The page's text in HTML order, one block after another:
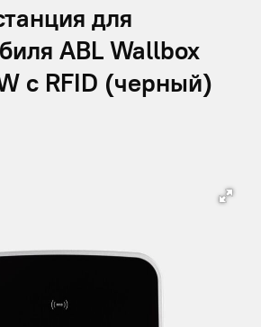
для
ABL Wallbox
с RFID (черный)